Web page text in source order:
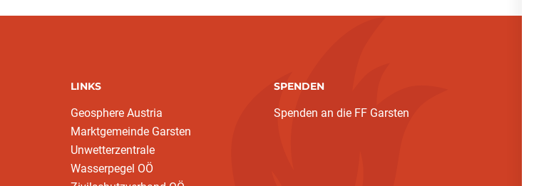
LINKS
Geosphere Austria
Marktgemeinde Garsten
Unwetterzentrale
Wasserpegel OÖ
SPENDEN
Spenden an die FF Garsten